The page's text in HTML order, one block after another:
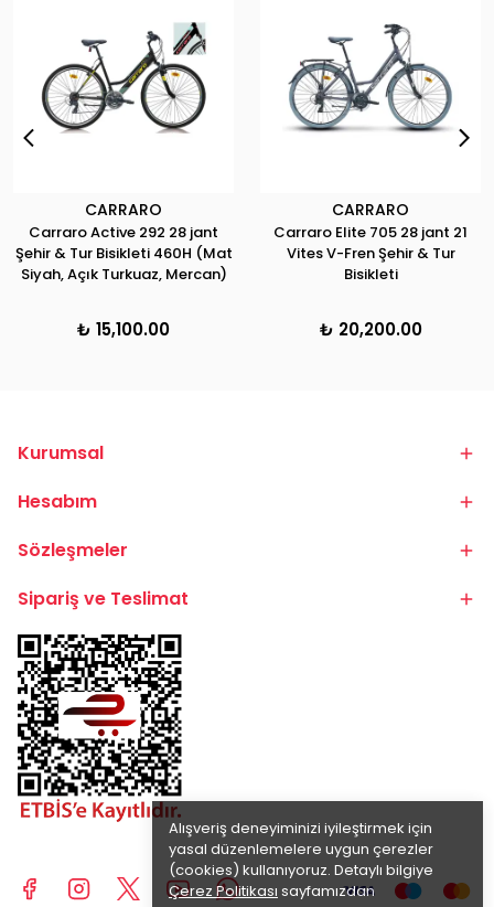
Alışveriş deneyiminizi iyileştirmek için
yasal düzenlemelere uygun çerezler
(cookies) kullanıyoruz. Detaylı bilgiye
Çerez Politikası sayfamızdan
CARRARO
Carraro Active 292 28 jant
Şehir & Tur Bisikleti 460H (Mat
Siyah, Açık Turkuaz, Mercan)
₺ 15,100.00
CARRARO
Carraro Elite 705 28 jant 21
Vites V-Fren Şehir & Tur
Bisikleti
₺ 20,200.00
Kurumsal
Hesabım
Sözleşmeler
Sipariş ve Teslimat